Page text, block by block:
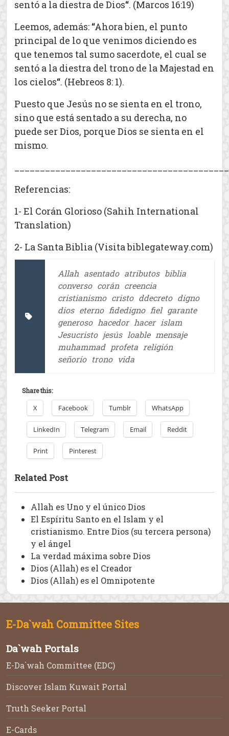
sentó a la diestra de Dios“. (Marcos 16:19)
Leemos, además: “Ahora bien, el punto
principal de lo que venimos diciendo es
que tenemos tal sumo sacerdote, el cual se
sentó a la diestra del trono de la Majestad en
los cielos“. (Hebreos 8: 1).
Puesto que Jesús no se sienta en el trono,
sino que está sentado a su derecha, no
puede ser Dios, porque Dios se sienta en el
mismo.
Referencias:
1- El Corán Glorioso (Sahih International
Translation)
2- La Santa Biblia (Visita biblegateway.com)
Allah asentado atributos biblia
converso corán creencia
cristianismo cristo ddecreto digno
dios eterno fidedigno fiel garante
generoso hacedor hacer islam
Jesucristo jesús loable mensaje
muhammad profeta religión
señorío trono vida
Share this:
X Facebook Tumblr WhatsApp
LinkedIn Telegram Email Reddit
Print Pinterest
Related Post
Allah es Uno y el único Dios
El Espíritu Santo en el Islam y el
cristianismo. Entre Dios (su tercera persona)
y el ángel
La verdad máxima sobre Dios
Dios (Allah) es el Creador
Dios (Allah) es el Omnipotente
E-Da`wah Committee Sites
Da`wah Portals
E-Da`wah Committee (EDC)
Discover Islam Kuwait Portal
Truth Seeker Portal
E-Cards